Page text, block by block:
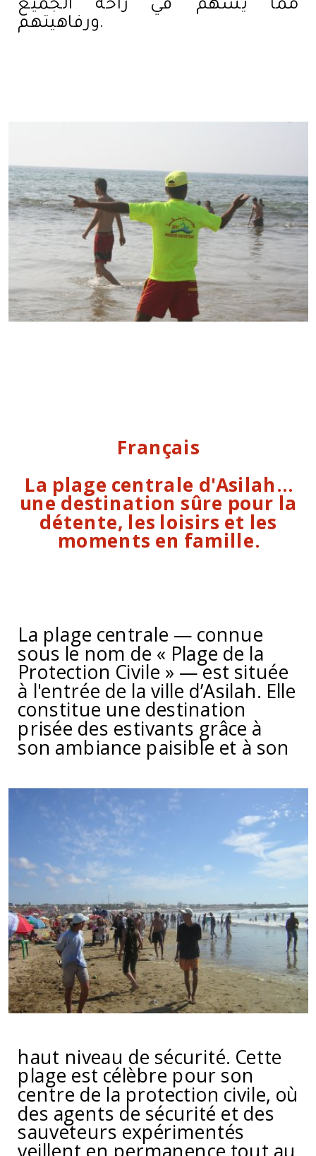
ممّا يُسهم في راحة الجميع
ورفاهيتهم.
Français
La plage centrale d'Asilah…
une destination sûre pour la
détente, les loisirs et les
moments en famille.
La plage centrale — connue
sous le nom de « Plage de la
Protection Civile » — est située
à l'entrée de la ville d’Asilah. Elle
constitue une destination
prisée des estivants grâce à
son ambiance paisible et à son
haut niveau de sécurité. Cette
plage est célèbre pour son
centre de la protection civile, où
des agents de sécurité et des
sauveteurs expérimentés